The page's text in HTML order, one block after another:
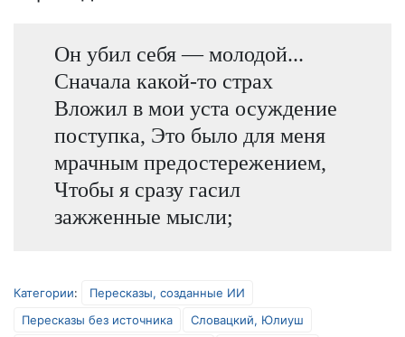
Он убил себя — молодой...
Сначала какой-то страх
Вложил в мои уста осуждение
поступка, Это было для меня
мрачным предостережением,
Чтобы я сразу гасил
зажженные мысли;
Категории:
Пересказы, созданные ИИ
Пересказы без источника
Словацкий, Юлиуш